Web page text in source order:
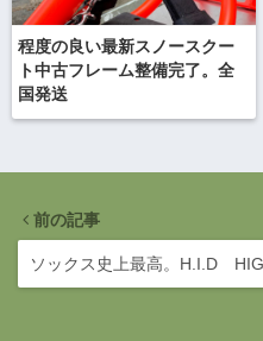
程度の良い最新スノースクー
ト中古フレーム整備完了。全
国発送
前の記事
ソックス史上最高。H.I.D